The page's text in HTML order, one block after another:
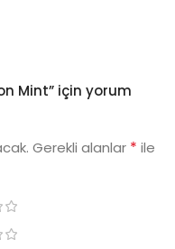
Mint” için yorum
Gerekli alanlar * ile